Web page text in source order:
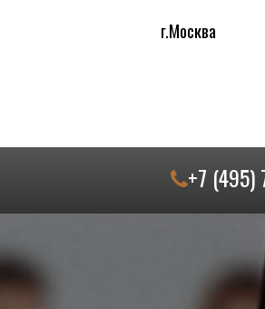
г.Москва
+7 (495)